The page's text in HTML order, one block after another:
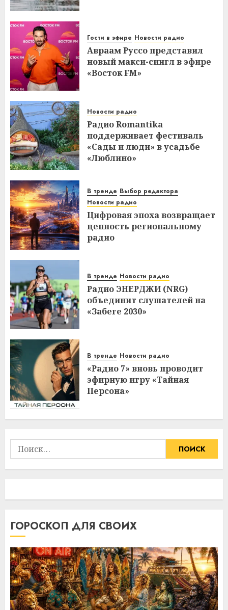
Гости в эфире Новости радио
Авраам Руссо представил
новый макси-сингл в эфире
«Восток FM»
Новости радио
Радио Romantika
поддерживает фестиваль
«Сады и люди» в усадьбе
«Люблино»
В тренде Выбор редактора
Новости радио
Цифровая эпоха возвращает
ценность региональному
радио
В тренде Новости радио
Радио ЭНЕРДЖИ (NRG)
объединит слушателей на
«Забеге 2030»
В тренде Новости радио
«Радио 7» вновь проводит
эфирную игру «Тайная
Персона»
Найти:
ГОРОСКОП ДЛЯ СВОИХ